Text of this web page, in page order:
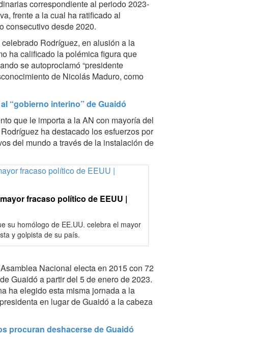
correspondiente al periodo 2023-
frente a la cual ha ratificado al
consecutivo desde 2020.
celebrado Rodríguez, en alusión a la
ha calificado la polémica figura que
se autoproclamó “presidente
de Nicolás Maduro, como
“gobierno interino” de Guaidó
que le importa a la AN con mayoría del
ha destacado los esfuerzos por
del mundo a través de la instalación de
fracaso político de EEUU |
su homólogo de EE.UU. celebra el mayor
y golpista de su país.
Nacional electa en 2015 con 72
Guaidó a partir del 5 de enero de 2023.
ha elegido esta misma jornada a la
en lugar de Guaidó a la cabeza
procuran deshacerse de Guaidó